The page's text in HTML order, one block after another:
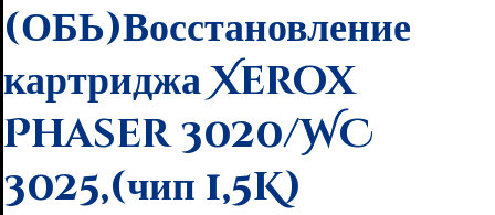
(ОБЬ)Восстановление
картриджа Xerox
Phaser 3020/WC
3025,(чип 1,5K)